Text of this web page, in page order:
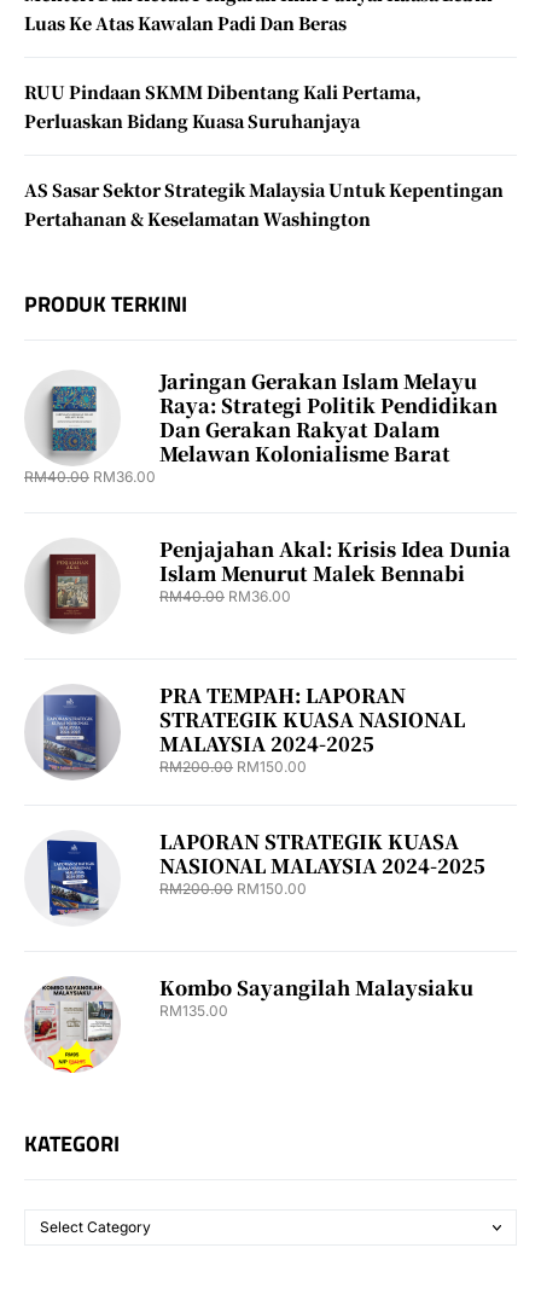
Luas Ke Atas Kawalan Padi Dan Beras
RUU Pindaan SKMM Dibentang Kali Pertama,
Perluaskan Bidang Kuasa Suruhanjaya
AS Sasar Sektor Strategik Malaysia Untuk Kepentingan
Pertahanan & Keselamatan Washington
PRODUK TERKINI
Jaringan Gerakan Islam Melayu
Raya: Strategi Politik Pendidikan
Dan Gerakan Rakyat Dalam
Melawan Kolonialisme Barat
RM40.00 RM36.00
Penjajahan Akal: Krisis Idea Dunia
Islam Menurut Malek Bennabi
RM40.00 RM36.00
PRA TEMPAH: LAPORAN
STRATEGIK KUASA NASIONAL
MALAYSIA 2024-2025
RM200.00 RM150.00
LAPORAN STRATEGIK KUASA
NASIONAL MALAYSIA 2024-2025
RM200.00 RM150.00
Kombo Sayangilah Malaysiaku
RM135.00
KATEGORI